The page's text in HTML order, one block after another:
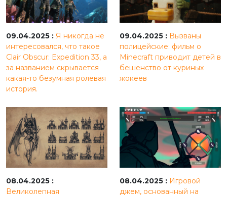
09.04.2025 : Я никогда не
интересовался, что такое
Clair Obscur: Expedition 33, а
за названием скрывается
какая-то безумная ролевая
история.
09.04.2025 : Вызваны
полицейские: фильм о
Minecraft приводит детей в
бешенство от куриных
жокеев
08.04.2025 :
Великолепная
08.04.2025 : Игровой
джем, основанный на